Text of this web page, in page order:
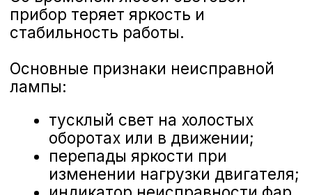
Наталья
Замена ламп и оптики Nissan
Длительность
45–90 минут
замена ламп Nissan восстановит
правильный световой поток и
обеспечит оптимальную видимость.
+7 (473) 263-85-40